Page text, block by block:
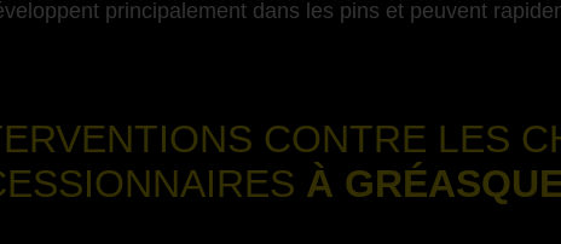
principalement dans les pins et peuvent
CONTRE LES
À